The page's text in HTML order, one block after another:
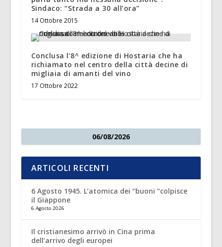
Sindaco: “Strada a 30 all’ora”
14 Ottobre 2015
Conclusa l’8^ edizione di Hostaria che ha
richiamato nel centro della città decine di
migliaia di amanti del vino
17 Ottobre 2022
06/08/2026
ARTICOLI RECENTI
6 Agosto 1945. L’atomica dei “buoni “colpisce
il Giappone
6 Agosto 2026
Il cristianesimo arrivò in Cina prima
dell’arrivo degli europei